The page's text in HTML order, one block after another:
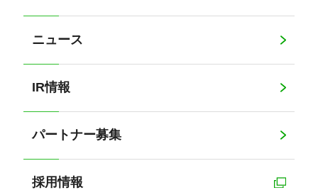
ニュース
IR情報
パートナー募集
採用情報